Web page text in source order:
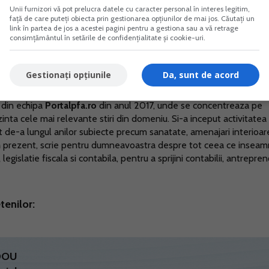
unor ONG-uri vor primi o notificare de la Fisc prin care
echipa Portalpfa.ro din anul 2017, unde se concentreaza pe
cele mai relevante stiri din domeniu. Si-a inceput activitatea
a lungul anilor subiecte precum sanatate, amenajari
prezent, scrie pentru dumneavoastra despre tot ceea ce
fiscala si contabila, pentru a sprijini contabilii,
Unii furnizori vă pot prelucra datele cu caracter personal în interes legitim,
față de care puteți obiecta prin gestionarea opțiunilor de mai jos. Căutați un
link în partea de jos a acestei pagini pentru a gestiona sau a vă retrage
consimțământul în setările de confidențialitate și cookie-uri.
Da, sunt de acord
Gestionați opțiunile